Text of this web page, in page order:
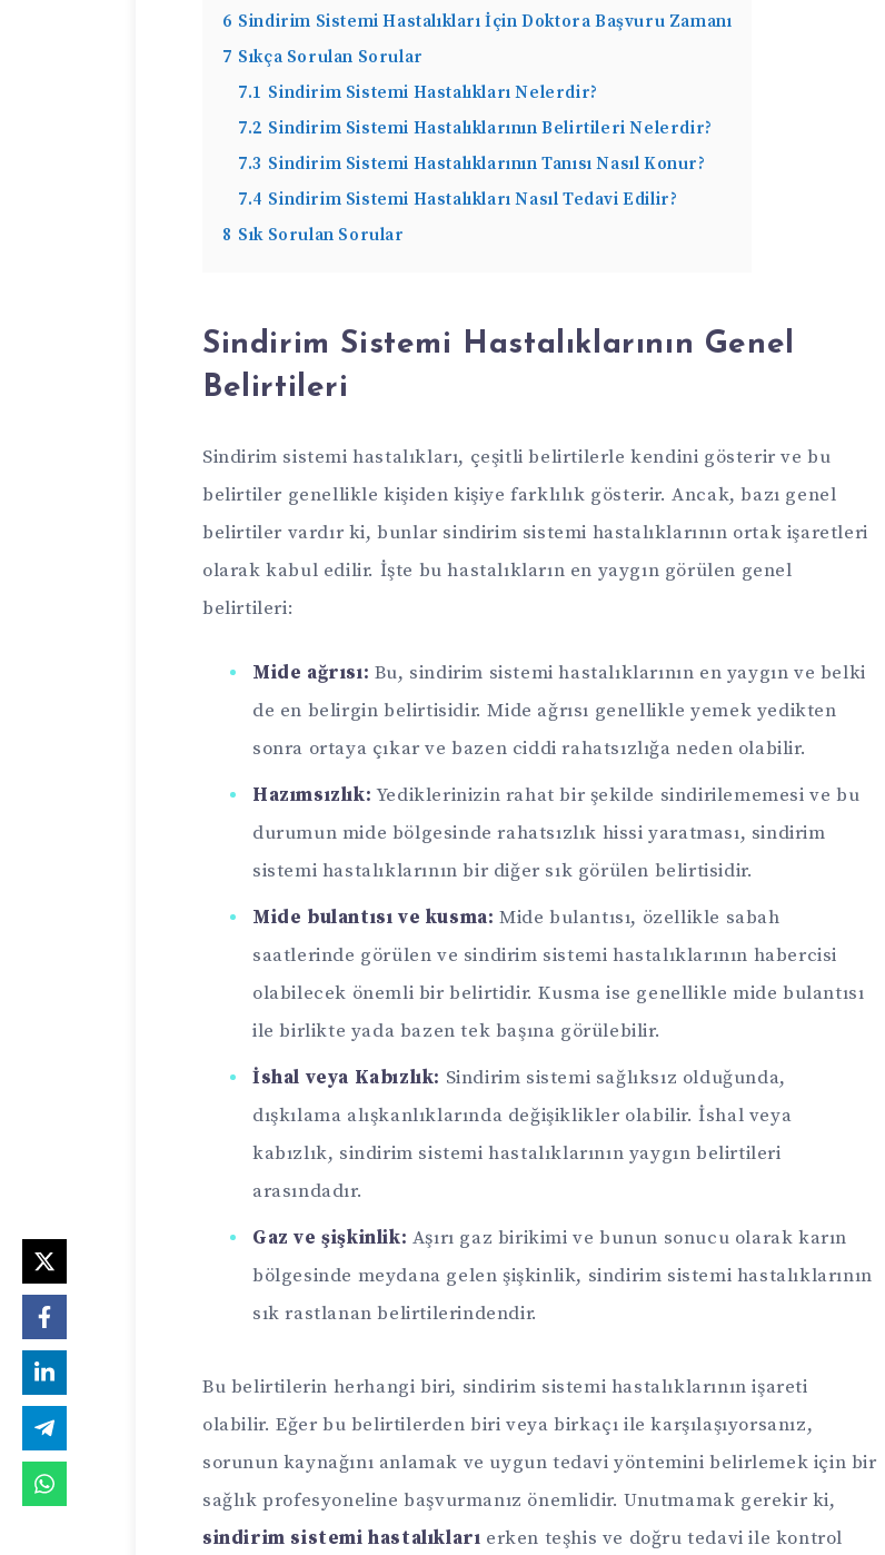
6 Sindirim Sistemi Hastalıkları İçin Doktora Başvuru Zamanı
7 Sıkça Sorulan Sorular
7.1 Sindirim Sistemi Hastalıkları Nelerdir?
7.2 Sindirim Sistemi Hastalıklarının Belirtileri Nelerdir?
7.3 Sindirim Sistemi Hastalıklarının Tanısı Nasıl Konur?
7.4 Sindirim Sistemi Hastalıkları Nasıl Tedavi Edilir?
8 Sık Sorulan Sorular
Sindirim Sistemi Hastalıklarının Genel
Belirtileri
Sindirim sistemi hastalıkları, çeşitli belirtilerle kendini gösterir ve bu
belirtiler genellikle kişiden kişiye farklılık gösterir. Ancak, bazı genel
belirtiler vardır ki, bunlar sindirim sistemi hastalıklarının ortak işaretleri
olarak kabul edilir. İşte bu hastalıkların en yaygın görülen genel
belirtileri:
Mide ağrısı: Bu, sindirim sistemi hastalıklarının en yaygın ve belki
de en belirgin belirtisidir. Mide ağrısı genellikle yemek yedikten
sonra ortaya çıkar ve bazen ciddi rahatsızlığa neden olabilir.
Hazımsızlık: Yediklerinizin rahat bir şekilde sindirilememesi ve bu
durumun mide bölgesinde rahatsızlık hissi yaratması, sindirim
sistemi hastalıklarının bir diğer sık görülen belirtisidir.
Mide bulantısı ve kusma: Mide bulantısı, özellikle sabah
saatlerinde görülen ve sindirim sistemi hastalıklarının habercisi
olabilecek önemli bir belirtidir. Kusma ise genellikle mide bulantısı
ile birlikte yada bazen tek başına görülebilir.
İshal veya Kabızlık: Sindirim sistemi sağlıksız olduğunda,
dışkılama alışkanlıklarında değişiklikler olabilir. İshal veya
kabızlık, sindirim sistemi hastalıklarının yaygın belirtileri
arasındadır.
Gaz ve şişkinlik: Aşırı gaz birikimi ve bunun sonucu olarak karın
bölgesinde meydana gelen şişkinlik, sindirim sistemi hastalıklarının
sık rastlanan belirtilerindendir.
Bu belirtilerin herhangi biri, sindirim sistemi hastalıklarının işareti
olabilir. Eğer bu belirtilerden biri veya birkaçı ile karşılaşıyorsanız,
sorunun kaynağını anlamak ve uygun tedavi yöntemini belirlemek için bir
sağlık profesyoneline başvurmanız önemlidir. Unutmamak gerekir ki,
sindirim sistemi hastalıkları erken teşhis ve doğru tedavi ile kontrol